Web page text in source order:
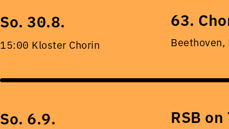
So. 30.8.
15:00 Kloster Chorin
63.
Beethoven,
So. 6.9. RSB